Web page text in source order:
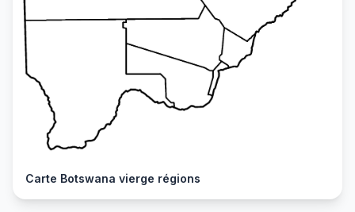
Carte Botswana vierge régions